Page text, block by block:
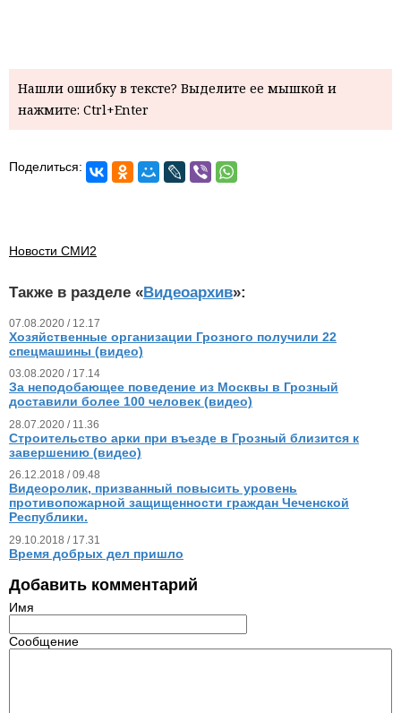
Нашли ошибку в тексте? Выделите ее мышкой и
нажмите: Ctrl+Enter
Поделиться:
Новости СМИ2
Также в разделе «Видеоархив»:
07.08.2020 / 12.17
Хозяйственные организации Грозного получили 22
спецмашины (видео)
03.08.2020 / 17.14
За неподобающее поведение из Москвы в Грозный
доставили более 100 человек (видео)
28.07.2020 / 11.36
Строительство арки при въезде в Грозный близится к
завершению (видео)
26.12.2018 / 09.48
Видеоролик, призванный повысить уровень
противопожарной защищенности граждан Чеченской
Республики.
29.10.2018 / 17.31
Время добрых дел пришло
Добавить комментарий
Имя
Сообщение